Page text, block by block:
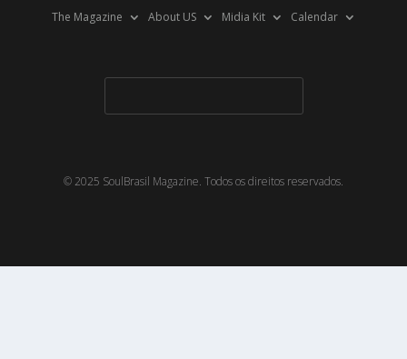
The Magazine About US Midia Kit Calendar
© 2025 SoulBrasil Magazine. Todos os direitos reservados.